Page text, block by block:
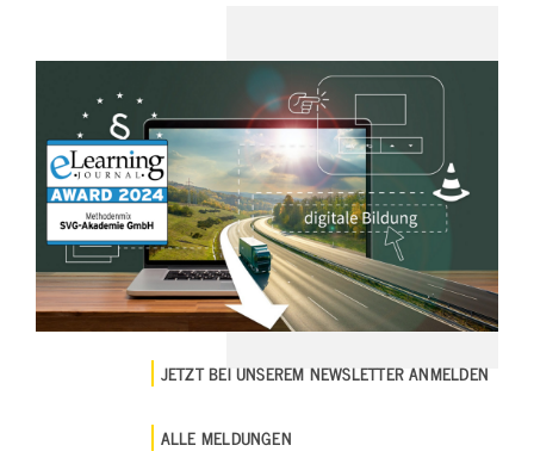
JETZT BEI UNSEREM NEWSLETTER ANMELDEN
ALLE MELDUNGEN